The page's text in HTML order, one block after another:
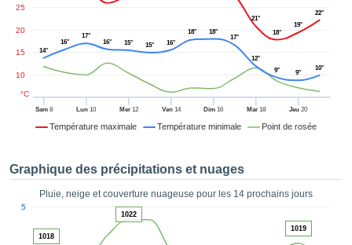
Vous
les
:
des
Température maximale Température minimale Point de rosée
Sam8 Lun 10 Mer12 Ven14 Dim 16 Mar18 Jeu 20
10
15
20
25
°C
21°
18°
19°
22°
14°
16°
17°
16°
15° 15° 16°
18° 18°
17°
12°
9°
9°
10°
Graphique des précipitations et nuages
Pluie, neige et couverture nuageuse pour les 14 prochains jours
5
1018
1022
1019